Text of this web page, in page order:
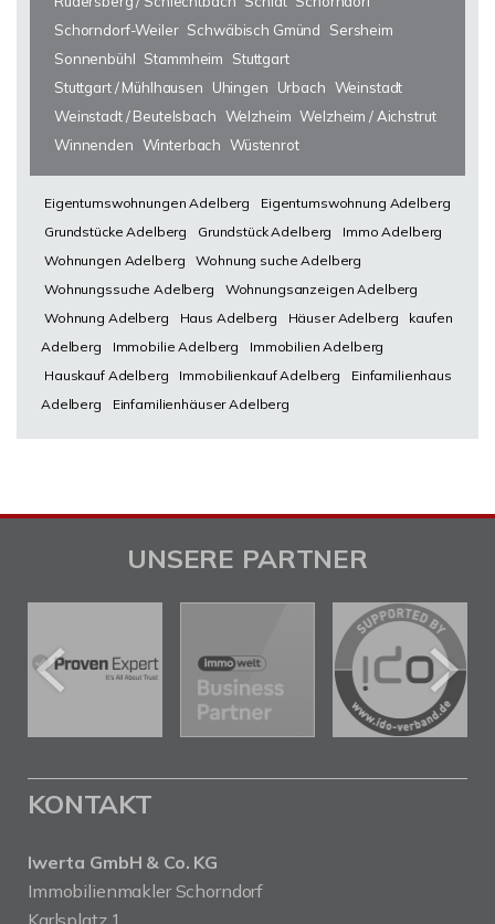
Schorndorf-Weiler Schwäbisch Gmünd
Sersheim
Sonnenbühl Stammheim
Stuttgart
Stuttgart / Mühlhausen
Uhingen Urbach Weinstadt
Weinstadt / Beutelsbach Welzheim Welzheim / Aichstrut
Winnenden Winterbach Wüstenrot
Eigentumswohnungen Adelberg
Eigentumswohnung Adelberg
Grundstücke Adelberg
Grundstück Adelberg
Immo Adelberg
Wohnungen Adelberg
Wohnung suche Adelberg
Wohnungssuche Adelberg
Wohnungsanzeigen Adelberg
Wohnung Adelberg
Haus Adelberg Häuser Adelberg
kaufen
Adelberg
Immobilie Adelberg
Immobilien Adelberg
Hauskauf Adelberg
Immobilienkauf Adelberg
Einfamilienhaus
Adelberg
Einfamilienhäuser Adelberg
UNSERE PARTNER
KONTAKT
Iwerta GmbH & Co. KG
Immobilienmakler Schorndorf
Karlsplatz 1